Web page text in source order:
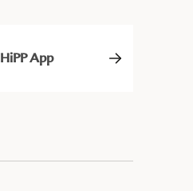
HiPP App